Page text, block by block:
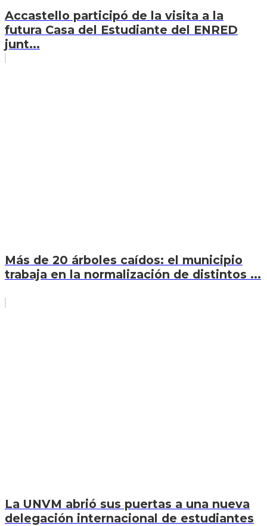
Accastello participó de la visita a la
futura Casa del Estudiante del ENRED
junt...
Más de 20 árboles caídos: el municipio
trabaja en la normalización de distintos ...
La UNVM abrió sus puertas a una nueva
delegación internacional de estudiantes